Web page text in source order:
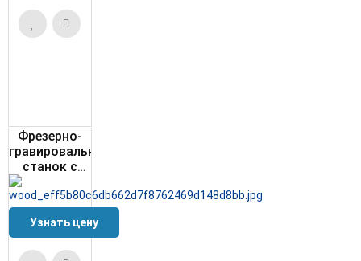
Фрезерно-
гравировальный
станок с
WoodTec CH
2030 N
Узнать цену